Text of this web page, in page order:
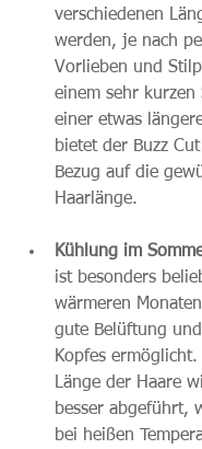
verschiedenen
werden, je nach
Vorlieben und
einem sehr kurzen
einer etwas
bietet der Buzz
Bezug auf die
Haarlänge.
Kühlung im
ist besonders
wärmeren
gute Belüftung
Kopfes
Länge der Haare
besser abgeführt,
bei heißen